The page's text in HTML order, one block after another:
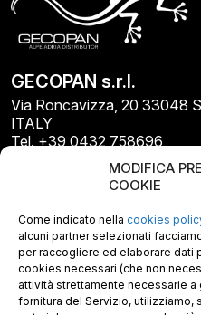
MODIFICA
COOKIE
Come indicato nella cookies
alcuni partner selezionati
per raccogliere ed elaborare dati
cookies necessari (che non
attività strettamente necessarie a
fornitura del Servizio, utilizziamo,
GECOPAN s.r.l.
Via Roncavizza, 20 33048
ITALY
Tel. +39 0432 758696
E-mail: info@gecopan.it
E-mail PEC: gecopan@pec.it
P.I. E C.F. 02487660306
N. REA UD 264834
Capitale sociale € 30.000